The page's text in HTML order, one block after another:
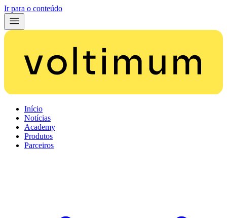
Ir para o conteúdo
Início
Notícias
Academy
Produtos
Parceiros